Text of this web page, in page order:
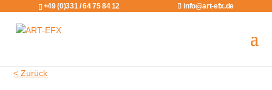
+49 (0)331 / 64 75 84 12 info@art-efx.de
< Zurück